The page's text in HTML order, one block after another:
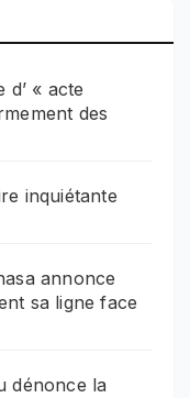
« acte
des
inquiétante
annonce
sa ligne face
dénonce la